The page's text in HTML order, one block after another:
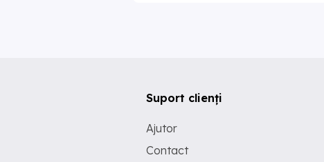
Suport clienți
Ajutor
Contact